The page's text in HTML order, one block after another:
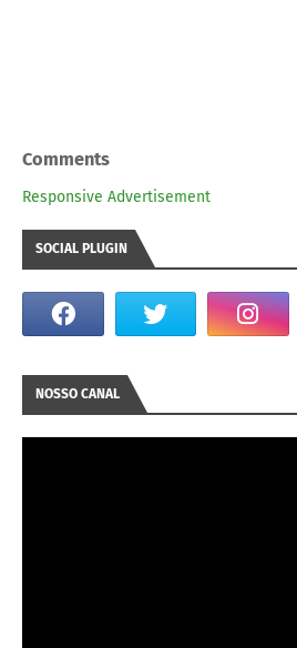
Comments
Responsive Advertisement
SOCIAL PLUGIN
NOSSO CANAL